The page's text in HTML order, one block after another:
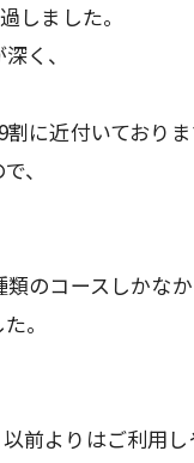
しました。
く、
に近付いておりま
、
のコースしかな
。
前よりはご利用